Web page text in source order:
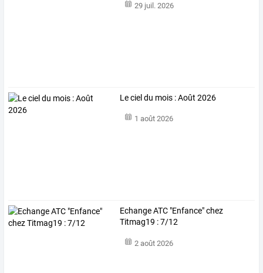
29 juil. 2026
Le ciel du mois : Août 2026
1 août 2026
Echange ATC "Enfance" chez
Titmag19 : 7/12
2 août 2026